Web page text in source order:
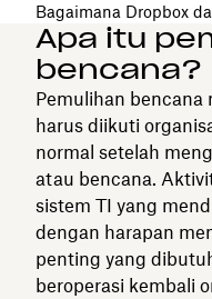
Bagaimana Dropbox
Apa itu
bencana?
Pemulihan bencana
harus diikuti
normal setelah
atau bencana.
sistem TI yang
dengan harapan
penting yang
beroperasi kembali